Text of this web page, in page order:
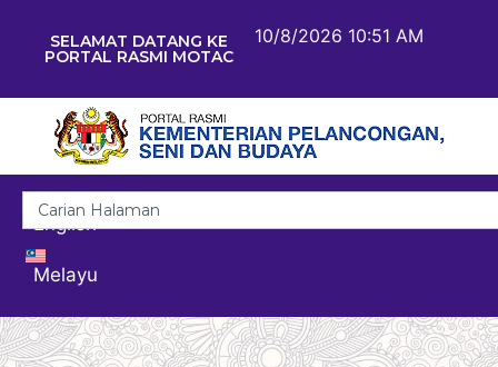
SELAMAT DATANG KE
PORTAL RASMI MOTAC
10/8/2026 10:51 AM
English
Melayu